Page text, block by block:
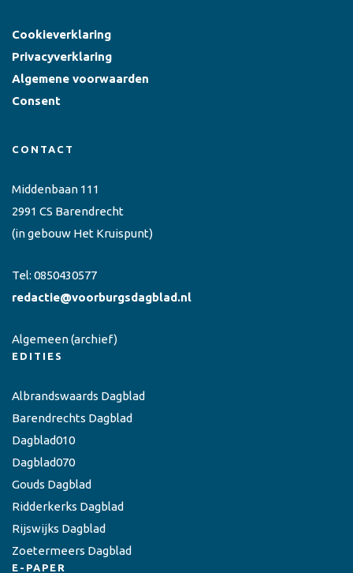
Cookieverklaring
Privacyverklaring
Algemene voorwaarden
Consent
CONTACT
Middenbaan 111
2991 CS Barendrecht
(in gebouw Het Kruispunt)
Tel: 0850430577
redactie@voorburgsdagblad.nl
Algemeen(archief)
EDITIES
Albrandswaards Dagblad
Barendrechts Dagblad
Dagblad010
Dagblad070
Gouds Dagblad
Ridderkerks Dagblad
Rijswijks Dagblad
Zoetermeers Dagblad
E-PAPER